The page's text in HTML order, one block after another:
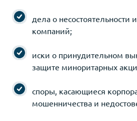
дела о несостоятельности
компаний;
иски о принудительном
защите миноритарных
споры, касающиеся
мошенничества и